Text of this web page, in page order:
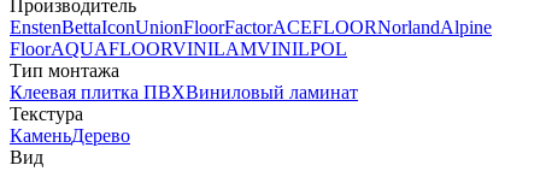
Производитель
EnstenBettaIconUnionFloorFactorACEFLOORNorlandAlpine
FloorAQUAFLOORVINILAMVINILPOL
Тип монтажа
Клеевая плитка ПВХВиниловый ламинат
Текстура
КаменьДерево
Вид